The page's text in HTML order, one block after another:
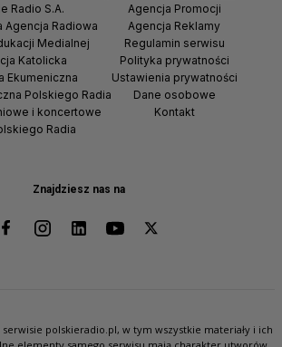
Znajdziesz nas na
Radio S.A.
Agencja Radiowa
Medialnej
Katolicka
Ekumeniczna
Polskiego Radia
i koncertowe
Radia
Agencja Promocji
Agencja Reklamy
Regulamin serwisu
Polityka prywatności
Ustawienia prywatności
Dane osobowe
Kontakt
polskieradio.pl, w tym wszystkie materiały i ich